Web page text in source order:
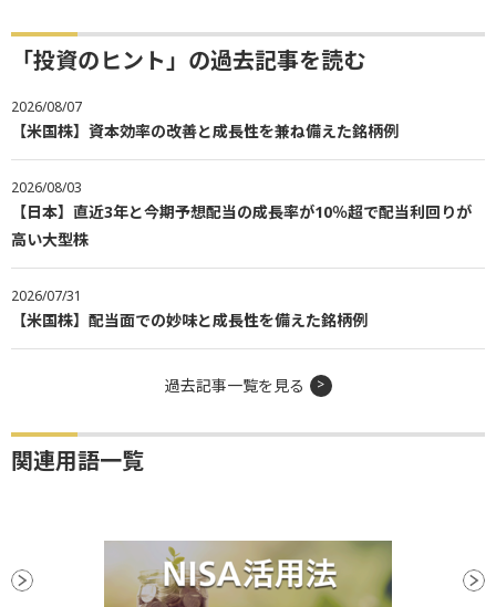
「投資のヒント」の過去記事を読む
2026/08/07
【米国株】資本効率の改善と成長性を兼ね備えた銘柄例
2026/08/03
【日本】直近3年と今期予想配当の成長率が10％超で配当利回りが
高い大型株
2026/07/31
【米国株】配当面での妙味と成長性を備えた銘柄例
過去記事一覧を見る
関連用語一覧